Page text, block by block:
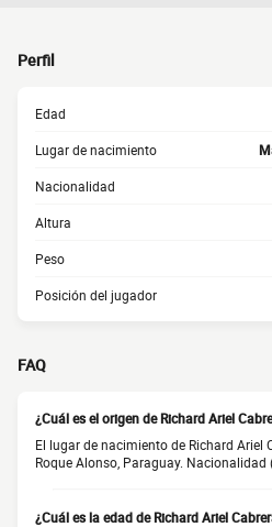
Perfil
Edad
Lugar de nacimiento
Nacionalidad
Altura
Peso
Posición del jugador
FAQ
¿Cuál es el origen de Richard Ariel
El lugar de nacimiento de Richard Ariel
Roque Alonso, Paraguay. Nacionalidad
¿Cuál es la edad de Richard Ariel